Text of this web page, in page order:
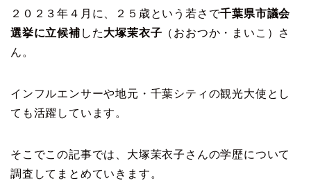
２０２３年４月に、２５歳という若さで千葉県市議会
選挙に立候補 した大塚茉衣子 （おおつか・まいこ）さ
ん。
インフルエンサーや地元・千葉シティの観光大使とし
ても活躍しています。
そこでこの記事では、大塚茉衣子さんの学歴について
調査してまとめていきます。